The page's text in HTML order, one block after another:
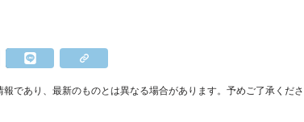
であり、最新のものとは異なる場合があります。予めご了承くださ